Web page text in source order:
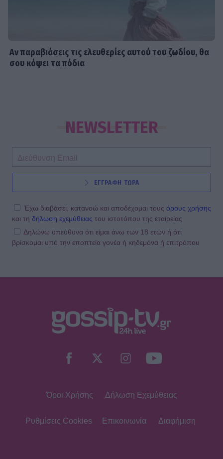
Αν παραβιάσεις τις ελευθερίες αυτού του ζωδίου, θα
σου κόψει τα πόδια
NEWSLETTER
ΕΓΓΡΑΦΗ ΤΩΡΑ
Έχω διαβάσει, κατανοώ και αποδέχομαι τους όρους χρήσης
και τη δήλωση εχεμύθειας του ιστοτόπου της εταιρείας
Δηλώνω υπεύθυνα ότι είμαι άνω των 18 ετών ή ότι
βρίσκομαι υπό την εποπτεία γονέα ή κηδεμόνα ή επιτρόπου
Όροι Χρήσης Δήλωση Εχεμύθειας
Ρυθμίσεις Cookies Επικοινωνία Διαφήμιση